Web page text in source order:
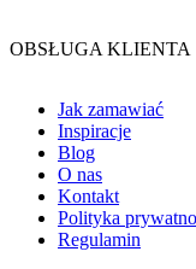
OBSŁUGA KLIENTA
Jak zamawiać
Inspiracje
Blog
O nas
Kontakt
Polityka
Regulamin